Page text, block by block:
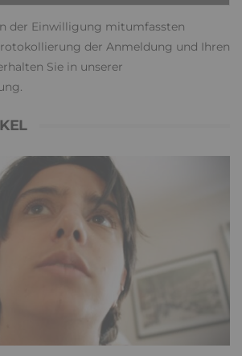
der Einwilligung mitumfassten
der Anmeldung und Ihren
Sie in unserer
.